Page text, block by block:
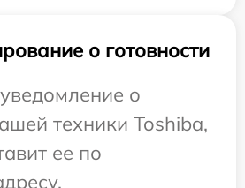
о готовности
о
техники Toshiba,
ее по